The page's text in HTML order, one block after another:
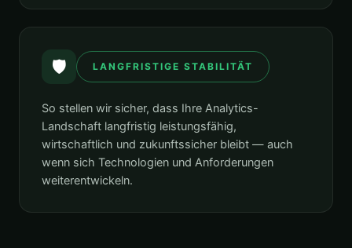
🛡️ LANGFRISTIGE STABILITÄT
So stellen wir sicher, dass Ihre Analytics-
Landschaft langfristig leistungsfähig,
wirtschaftlich und zukunftssicher bleibt — auch
wenn sich Technologien und Anforderungen
weiterentwickeln.